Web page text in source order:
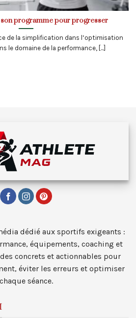
programme pour progresser
de la simplification dans l’optimisation
le domaine de la performance, [...]
dédié aux sportifs exigeants :
équipements, coaching et
concrets et actionnables pour
éviter les erreurs et optimiser
chaque séance.